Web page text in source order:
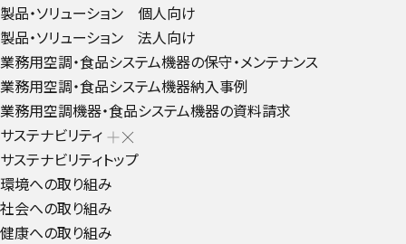
製品・ソリューション 個人向け
製品・ソリューション 法人向け
業務用空調・食品システム機器の保守・メンテナンス
業務用空調・食品システム機器納入事例
業務用空調機器・食品システム機器の資料請求
サステナビリティ
サステナビリティトップ
環境への取り組み
社会への取り組み
健康への取り組み